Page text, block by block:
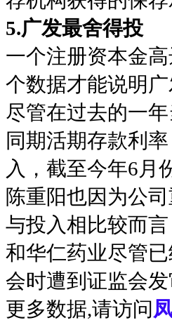
5.广发最舍得投
一个注册资本金
个数据才能说明
尽管在过去的一
同期活期存款利
入，截至今年6月
陈重阳也因为公
与投入相比较而
和华仁药业尽管
会时遭到证监会发
更多数据,请访问